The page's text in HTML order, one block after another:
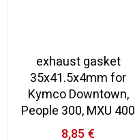
exhaust gasket
35x41.5x4mm for
Kymco Downtown,
People 300, MXU 400
8,85 €